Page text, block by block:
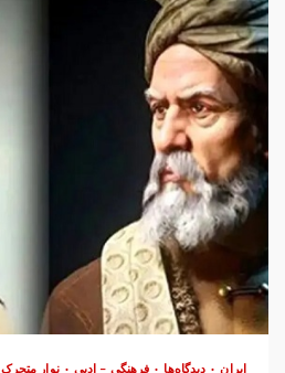
ایران دیدگاه‌ها فرهنگی – ادبی نوار متحرک